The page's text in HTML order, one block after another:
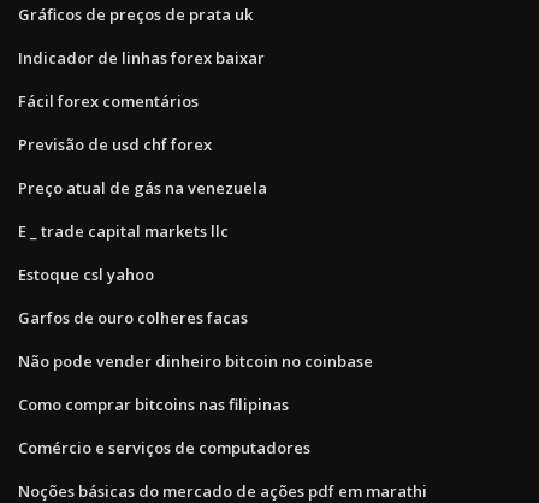
Gráficos de preços de prata uk
Indicador de linhas forex baixar
Fácil forex comentários
Previsão de usd chf forex
Preço atual de gás na venezuela
E _ trade capital markets llc
Estoque csl yahoo
Garfos de ouro colheres facas
Não pode vender dinheiro bitcoin no coinbase
Como comprar bitcoins nas filipinas
Comércio e serviços de computadores
Noções básicas do mercado de ações pdf em marathi